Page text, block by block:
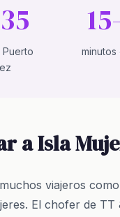
Puerto
a Isla
viajeros
El chofer de